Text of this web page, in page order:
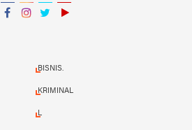
BISNIS.
KRIMINAL
L